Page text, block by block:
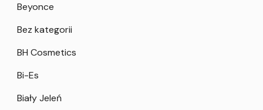
Beyonce
Bez kategorii
BH Cosmetics
Bi-Es
Biały Jeleń